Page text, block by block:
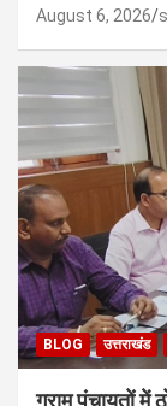
August 6, 2026
BLOG उत्तराखंड
ग्राम पंचायतों में